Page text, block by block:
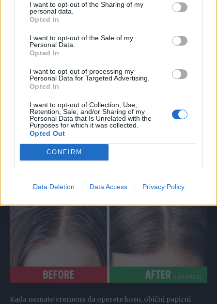
I want to opt-out of the Sharing of my
personal data.
Opted In
I want to opt-out of the Sale of my
Personal Data.
Opted In
I want to opt-out of processing my
Personal Data for Targeted Advertising.
Opted In
I want to opt-out of Collection, Use,
Retention, Sale, and/or Sharing of my
Personal Data that Is Unrelated with the
Purposes for which it was collected.
Opted Out
CONFIRM
Data Deletion Data Access Privacy Policy
peršuna među zubima – sve su to stvarčice koje se lako
primjećuju na nekome, a posebno ako smo osobu tek
Šta učiniti:
da biste pregledali sebe u ogledali. Isto to učinite i nakon
što popijete kafu ili pojedete nešto.
Ovo nisu jedini trikovi koji vas mogu spasiti neprijatnih
situacija. Pogledajte na šta još trebate obratiti pažnju:
1. MASNA KOSA
Kada nemate vremena da operete kosu, obični papirni